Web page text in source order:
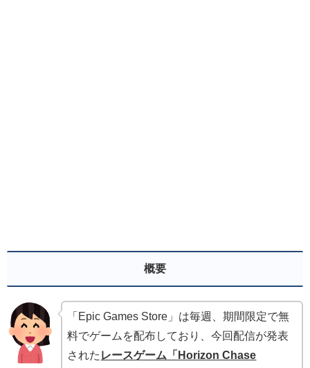
概要
「Epic Games Store」は毎週、期間限定で無
料でゲームを配布しており、今回配信が発表
された レースゲーム「Horizon Chase